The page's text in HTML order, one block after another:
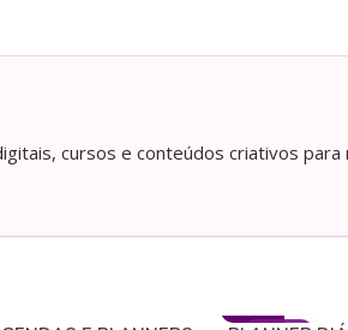
cursos e conteúdos criativos